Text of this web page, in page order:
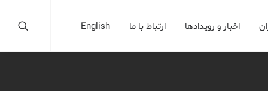
اخبار و رویدادها ارتباط با ما English